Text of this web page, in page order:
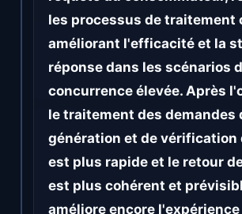
les processus de traitement
améliorant l'efficacité et la
réponse dans les scénarios
concurrence élevée. Après
le traitement des demandes
génération et de
est plus rapide et le retour
est plus cohérent et
améliore encore